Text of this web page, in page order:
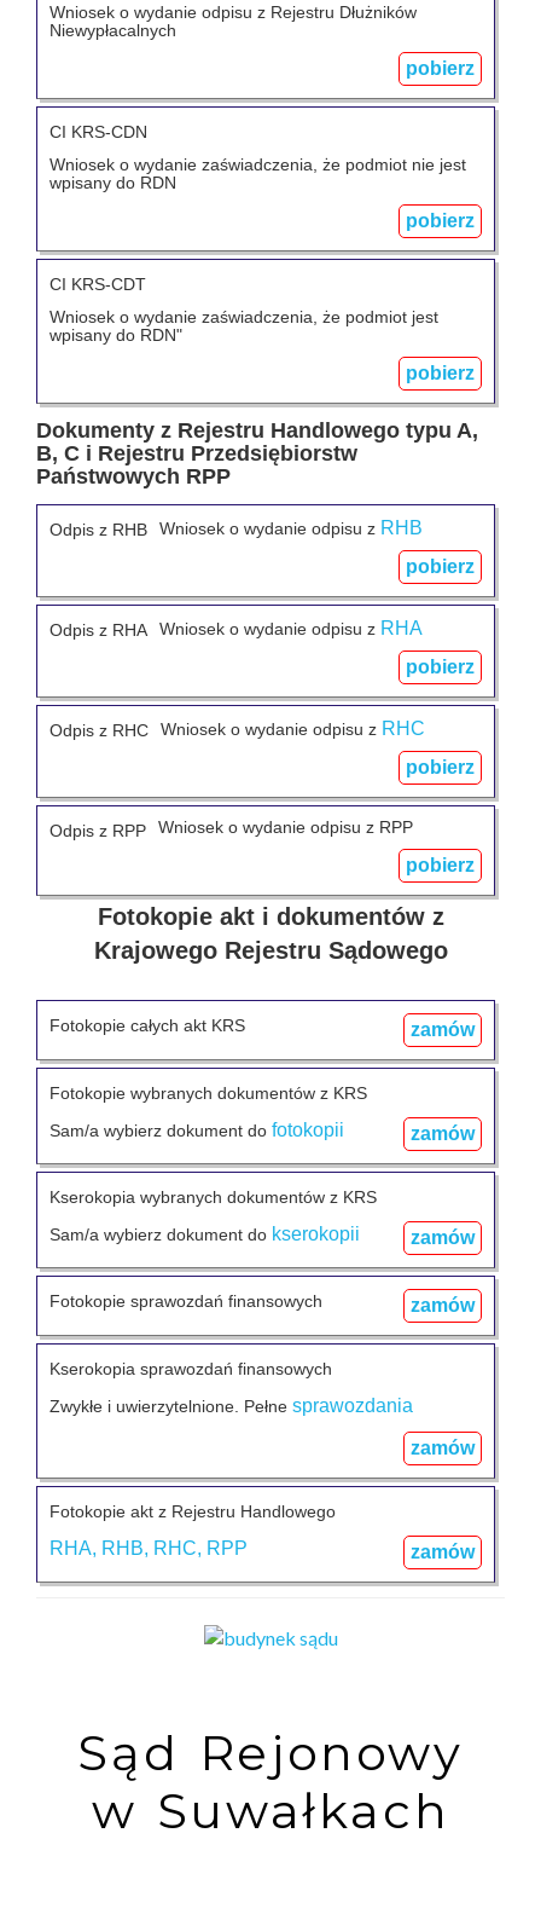
Wniosek o wydanie odpisu z Rejestru Dłużników
Niewypłacalnych
pobierz
CI KRS-CDN
Wniosek o wydanie zaświadczenia, że podmiot nie jest
wpisany do RDN
pobierz
CI KRS-CDT
Wniosek o wydanie zaświadczenia, że podmiot jest
wpisany do RDN"
pobierz
Dokumenty z Rejestru Handlowego typu A,
B, C i Rejestru Przedsiębiorstw
Państwowych RPP
Odpis z RHB Wniosek o wydanie odpisu z RHB
pobierz
Odpis z RHA Wniosek o wydanie odpisu z RHA
pobierz
Odpis z RHC Wniosek o wydanie odpisu z RHC
pobierz
Odpis z RPP Wniosek o wydanie odpisu z RPP
pobierz
Fotokopie akt i dokumentów z
Krajowego Rejestru Sądowego
Fotokopie całych akt KRS zamów
Fotokopie wybranych dokumentów z KRS
Sam/a wybierz dokument do fotokopii zamów
Kserokopia wybranych dokumentów z KRS
Sam/a wybierz dokument do kserokopii zamów
Fotokopie sprawozdań finansowych zamów
Kserokopia sprawozdań finansowych
Zwykłe i uwierzytelnione. Pełne sprawozdania
zamów
Fotokopie akt z Rejestru Handlowego
RHA, RHB, RHC, RPP zamów
Sąd Rejonowy
w Suwałkach